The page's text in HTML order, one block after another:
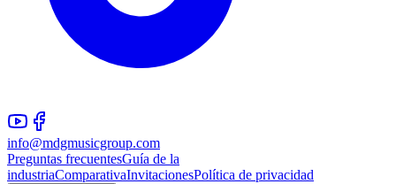
info@mdgmusicgroup.com
Preguntas frecuentesGuía de la
industriaComparativaInvitacionesPolítica de privacidad